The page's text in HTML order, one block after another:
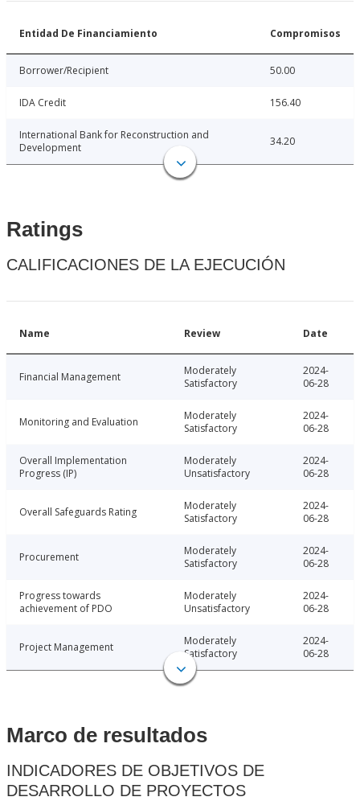
Entidad De Financiamiento Compromisos
Borrower/Recipient 50.00
IDA Credit 156.40
International Bank for Reconstruction and
Development
34.20
Ratings
CALIFICACIONES DE LA EJECUCIÓN
Name Review Date
Financial Management
Moderately
Satisfactory
2024-
06-28
Monitoring and Evaluation
Moderately
Satisfactory
2024-
06-28
Overall Implementation
Progress (IP)
Moderately
Unsatisfactory
2024-
06-28
Overall Safeguards Rating
Moderately
Satisfactory
2024-
06-28
Procurement
Moderately
Satisfactory
2024-
06-28
Progress towards
achievement of PDO
Moderately
Unsatisfactory
2024-
06-28
Project Management
Moderately
Satisfactory
2024-
06-28
Marco de resultados
INDICADORES DE OBJETIVOS DE
DESARROLLO DE PROYECTOS